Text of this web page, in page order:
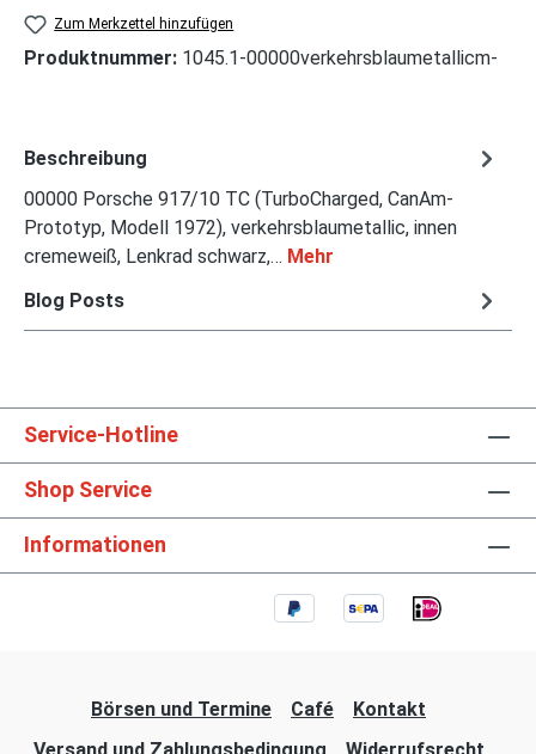
Zum Merkzettel hinzufügen
Produktnummer: 1045.1-00000verkehrsblaumetallicm-
Beschreibung
00000 Porsche 917/10 TC (TurboCharged, CanAm-
Prototyp, Modell 1972), verkehrsblaumetallic, innen
cremeweiß, Lenkrad schwarz,… Mehr
Blog Posts
Service-Hotline
Shop Service
Informationen
Börsen und Termine Café
Kontakt